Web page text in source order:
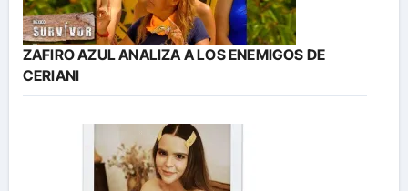
ZAFIRO AZUL ANALIZA A LOS ENEMIGOS DE
CERIANI